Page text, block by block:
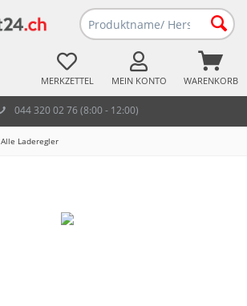
044 320 02 76 (8:00 - 12:00)
WARENKORB
MERKZETTEL MEIN KONTO
Alle Laderegler